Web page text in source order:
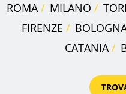
ROMA MILANO
FIRENZE
CATANIA